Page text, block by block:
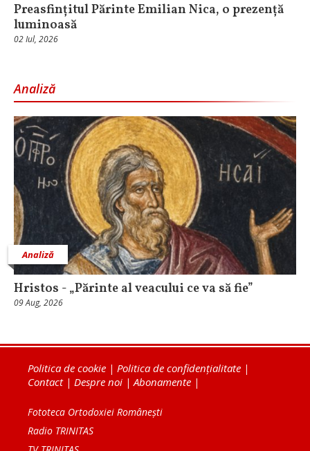
Preasfințitul Părinte Emilian Nica, o prezență
luminoasă
02 Iul, 2026
Analiză
Analiză
Hristos - „Părinte al veacului ce va să fie”
09 Aug, 2026
Politica de cookie | Politica de confidențialitate |
Contact| Despre noi |Abonamente |
Fototeca Ortodoxiei Românești
Radio TRINITAS